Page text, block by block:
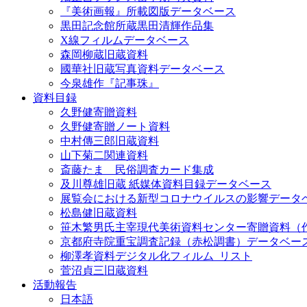
『美術画報』所載図版データベース
黒田記念館所蔵黒田清輝作品集
X線フィルムデータベース
森岡柳蔵旧蔵資料
國華社旧蔵写真資料データベース
今泉雄作『記事珠』
資料目録
久野健寄贈資料
久野健寄贈ノート資料
中村傳三郎旧蔵資料
山下菊二関連資料
斎藤たま 民俗調査カード集成
及川尊雄旧蔵 紙媒体資料目録データベース
展覧会における新型コロナウイルスの影響データ
松島健旧蔵資料
笹木繁男氏主宰現代美術資料センター寄贈資料（
京都府寺院重宝調査記録（赤松調書）データベー
柳澤孝資料デジタル化フィルム_リスト
菅沼貞三旧蔵資料
活動報告
日本語